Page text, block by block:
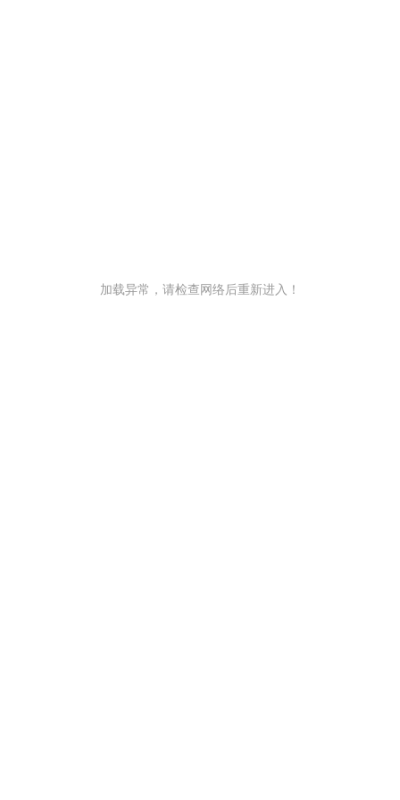
加载异常，请检查网络后重新进入！